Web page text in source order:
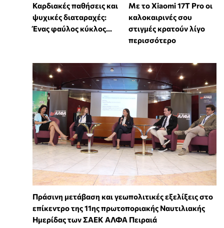
Καρδιακές παθήσεις και
ψυχικές διαταραχές:
Ένας φαύλος κύκλος...
Με το Xiaomi 17T Pro οι
καλοκαιρινές σου
στιγμές κρατούν λίγο
περισσότερο
Πράσινη μετάβαση και γεωπολιτικές εξελίξεις στο
επίκεντρο της 11ης πρωτοποριακής Ναυτιλιακής
Ημερίδας των ΣΑΕΚ ΑΛΦΑ Πειραιά